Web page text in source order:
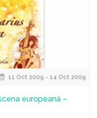
11 Oct 2009 - 14 Oct 2009
europeană –